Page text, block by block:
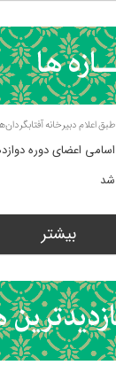
طبق اعلام دبیرخانه
اسامی اعضای دوره
شد
بیشتر